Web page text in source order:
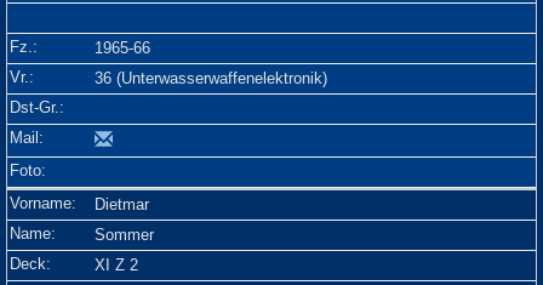
1965-66
36 (Unterwasserwaffenelektronik)
Dietmar
Sommer
XI Z 2